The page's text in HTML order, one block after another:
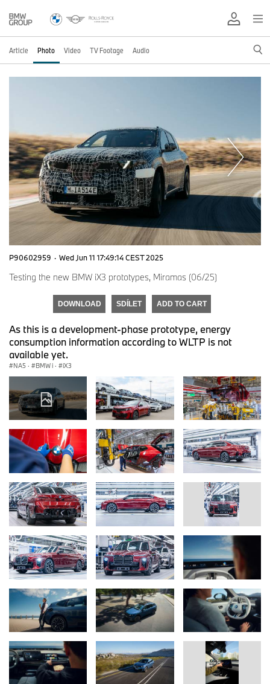
Article Photo Video TV Footage Audio
P90602959 · Wed Jun 11 17:49:14 CEST 2025
Testing the new BMW iX3 prototypes, Miramas (06/25)
DOWNLOAD SDÍLET ADD TO CART
As this is a development-phase prototype, energy
consumption information according to WLTP is not
available yet.
NA5 · BMW i · iX3